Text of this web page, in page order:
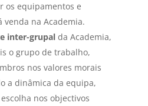
os equipamentos e
venda na Academia.
inter-grupalda Academia,
o grupo de trabalho,
nos valores morais
a dinâmica da equipa,
nos objectivos